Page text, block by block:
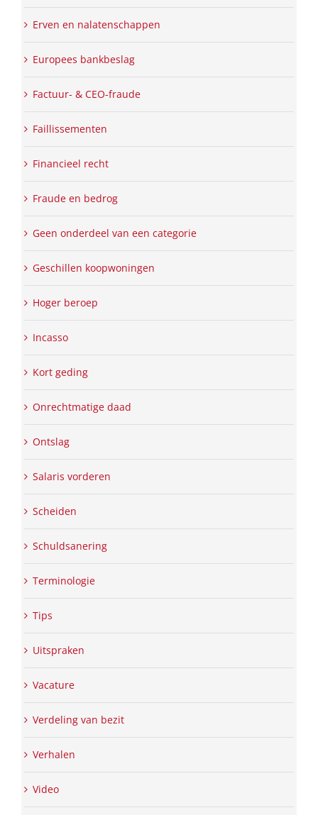
Erven en nalatenschappen
Europees bankbeslag
Factuur- & CEO-fraude
Faillissementen
Financieel recht
Fraude en bedrog
Geen onderdeel van een categorie
Geschillen koopwoningen
Hoger beroep
Incasso
Kort geding
Onrechtmatige daad
Ontslag
Salaris vorderen
Scheiden
Schuldsanering
Terminologie
Tips
Uitspraken
Vacature
Verdeling van bezit
Verhalen
Video